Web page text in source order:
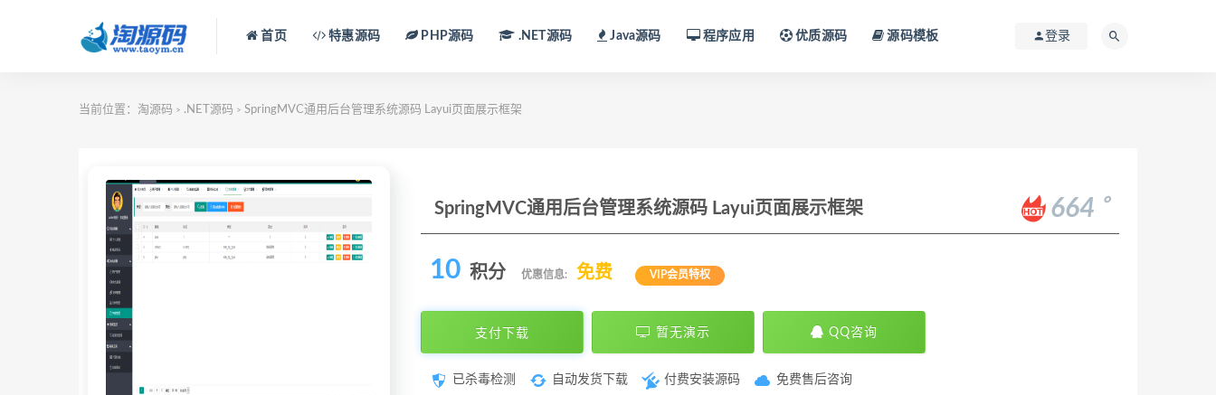
首页 特惠源码 PHP源码 .NET源码 Java源码 程序应用 优质源码 源码模板 登录
当前位置： 淘源码 > .NET源码 > SpringMVC通用后台管理系统源码 Layui页面展示框架
SpringMVC通用后台管理系统源码 Layui页面展示框架 664
。
10 积分 优惠信息: 免费 VIP会员特权
支付下载 暂无演示 QQ咨询
已杀毒检测 自动发货下载 付费安装源码 免费售后咨询